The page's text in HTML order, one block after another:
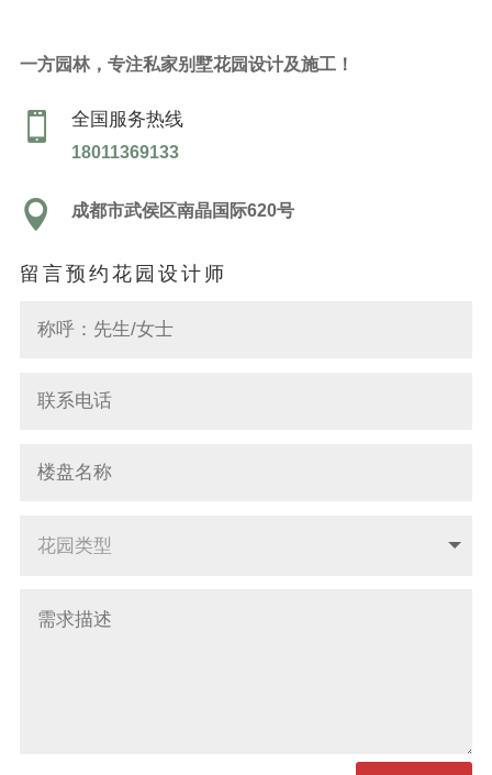
一方园林，专注私家别墅花园设计及施工！
 全国服务热线
18011369133
 成都市武侯区南晶国际620号
留言预约花园设计师